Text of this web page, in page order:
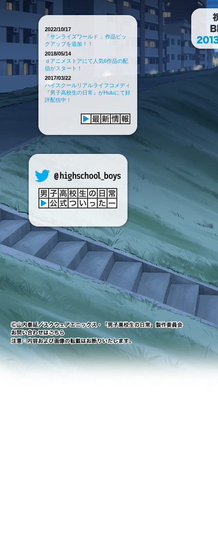
2022/10/17
「サンライズワールド 」作品ピッ
クアップを追加！！
2018/05/14
ｄアニメストアにて人気6作品の配
信がスタート！
2017/03/22
ハイスクールリアルライフコメディ
『男子高校生の日常』がHuluにて好
評配信中！